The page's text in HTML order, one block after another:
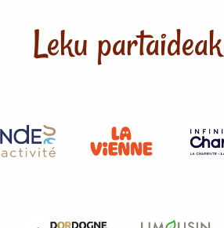
Leku partaideak